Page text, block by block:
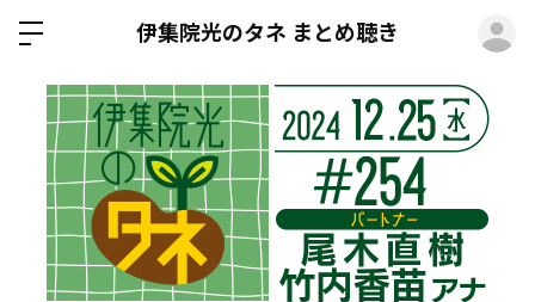
伊集院光のタネ まとめ聴き